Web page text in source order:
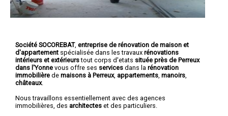
Société SOCOREBAT, entreprise de rénovation de maison et
d'appartement spécialisée dans les travaux rénovations
intérieurs et extérieurstout corps d'etats située près de Perreux
dans l'Yonne vous offre ses services dans la rénovation
immobilière de maisons à Perreux, appartements manoirs
châteaux.
Nous travaillons essentiellement avec des agences
immobilières, des architectes et des particuliers.